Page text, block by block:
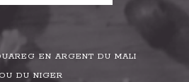
EN ARGENT DU MALI
OU DU NIGER